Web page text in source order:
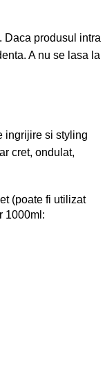
Daca produsul intra
A nu se lasa la
ingrijire si styling
cret, ondulat,
(poate fi utilizat
1000ml: